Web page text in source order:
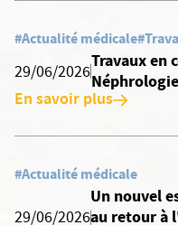
#Actualité médicale
29/06/2026
Travaux en
En savoir plus
#Actualité médicale
29/06/2026
Un nouvel
au retour à